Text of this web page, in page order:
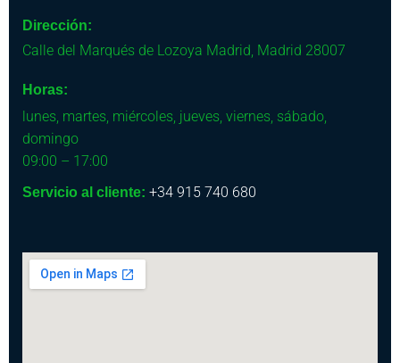
Dirección:
Calle del Marqués de Lozoya Madrid, Madrid 28007
Horas:
lunes, martes, miércoles, jueves, viernes, sábado,
domingo
09:00 – 17:00
Servicio al cliente: +34 915 740 680